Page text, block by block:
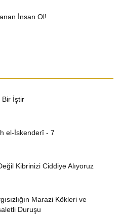
İnsan Ol!
Bir İştir
el-İskenderî - 7
Kibrinizi Ciddiye Alıyoruz
Marazi Kökleri ve
Duruşu